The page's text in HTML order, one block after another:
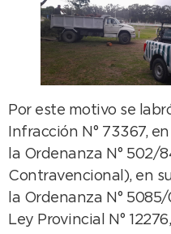
Por este motivo se
Infracción N° 73367,
la Ordenanza N° 502/
Contravencional), en
la Ordenanza N°
Ley Provincial N°